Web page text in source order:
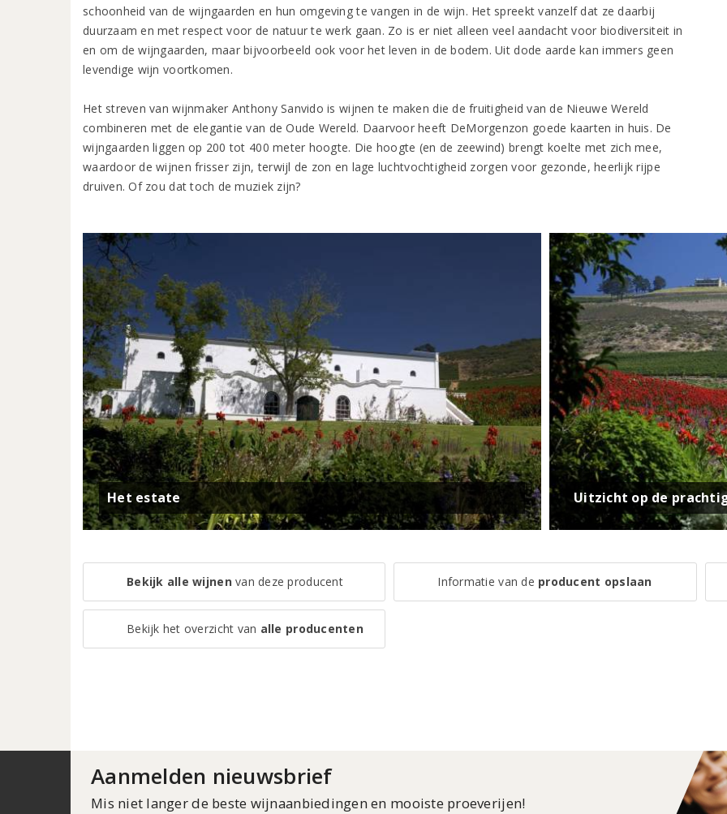
schoonheid van de wijngaarden en hun omgeving te vangen in de wijn. Het spreekt vanzelf dat ze daarbij
duurzaam en met respect voor de natuur te werk gaan. Zo is er niet alleen veel aandacht voor biodiversiteit in
en om de wijngaarden, maar bijvoorbeeld ook voor het leven in de bodem. Uit dode aarde kan immers geen
levendige wijn voortkomen.
Het streven van wijnmaker Anthony Sanvido is wijnen te maken die de fruitigheid van de Nieuwe Wereld
combineren met de elegantie van de Oude Wereld. Daarvoor heeft DeMorgenzon goede kaarten in huis. De
wijngaarden liggen op 200 tot 400 meter hoogte. Die hoogte (en de zeewind) brengt koelte met zich mee,
waardoor de wijnen frisser zijn, terwijl de zon en lage luchtvochtigheid zorgen voor gezonde, heerlijk rijpe
druiven. Of zou dat toch de muziek zijn?
Het estate Uitzicht op de
Bekijk alle wijnenvan deze producent Informatie van de producent opslaan
Bekijk het overzicht van alle producenten
Aanmelden nieuwsbrief
Mis niet langer de beste wijnaanbiedingen en mooiste proeverijen!